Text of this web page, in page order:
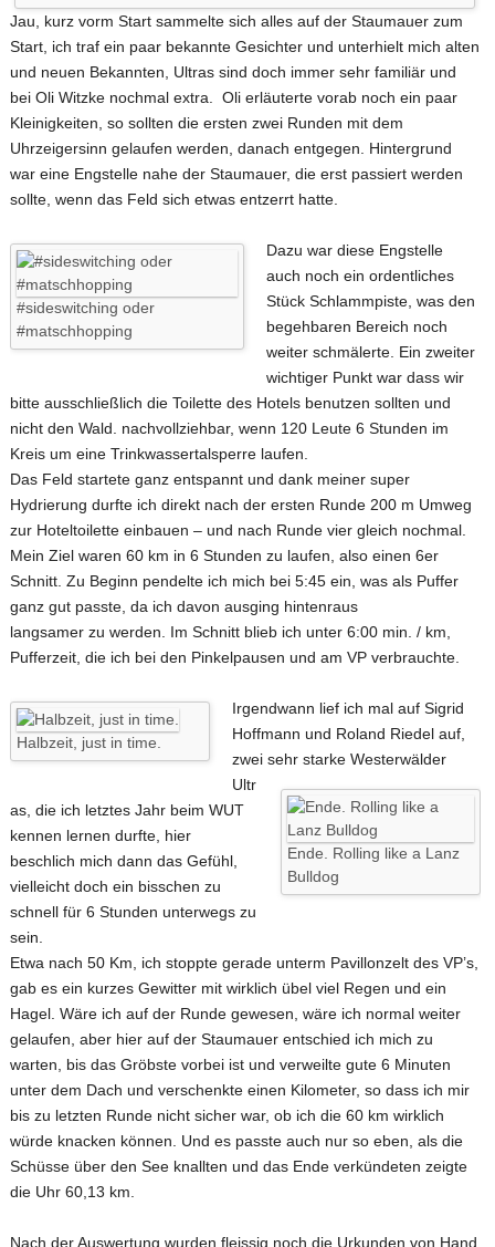
Jau, kurz vorm Start sammelte sich alles auf der Staumauer zum
Start, ich traf ein paar bekannte Gesichter und unterhielt mich alten
und neuen Bekannten, Ultras sind doch immer sehr familiär und
bei Oli Witzke nochmal extra. Oli erläuterte vorab noch ein paar
Kleinigkeiten, so sollten die ersten zwei Runden mit dem
Uhrzeigersinn gelaufen werden, danach entgegen. Hintergrund
war eine Engstelle nahe der Staumauer, die erst passiert werden
sollte, wenn das Feld sich etwas entzerrt hatte.
#sideswitching oder
#matschhopping
Dazu war diese Engstelle
auch noch ein ordentliches
Stück Schlammpiste, was den
begehbaren Bereich noch
weiter schmälerte. Ein zweiter
wichtiger Punkt war dass wir
bitte ausschließlich die Toilette des Hotels benutzen sollten und
nicht den Wald. nachvollziehbar, wenn 120 Leute 6 Stunden im
Kreis um eine Trinkwassertalsperre laufen.
Das Feld startete ganz entspannt und dank meiner super
Hydrierung durfte ich direkt nach der ersten Runde 200 m Umweg
zur Hoteltoilette einbauen – und nach Runde vier gleich nochmal.
Mein Ziel waren 60 km in 6 Stunden zu laufen, also einen 6er
Schnitt. Zu Beginn pendelte ich mich bei 5:45 ein, was als Puffer
ganz gut passte, da ich davon ausging hintenraus
langsamer zu werden. Im Schnitt blieb ich unter 6:00 min. / km,
Pufferzeit, die ich bei den Pinkelpausen und am VP verbrauchte.
Halbzeit, just in time.
Ende. Rolling like a Lanz
Bulldog
Irgendwann lief ich mal auf Sigrid
Hoffmann und Roland Riedel auf,
zwei sehr starke Westerwälder
Ultr
as, die ich letztes Jahr beim WUT
kennen lernen durfte, hier
beschlich mich dann das Gefühl,
vielleicht doch ein bisschen zu
schnell für 6 Stunden unterwegs zu
sein.
Etwa nach 50 Km, ich stoppte gerade unterm Pavillonzelt des VP’s,
gab es ein kurzes Gewitter mit wirklich übel viel Regen und ein
Hagel. Wäre ich auf der Runde gewesen, wäre ich normal weiter
gelaufen, aber hier auf der Staumauer entschied ich mich zu
warten, bis das Gröbste vorbei ist und verweilte gute 6 Minuten
unter dem Dach und verschenkte einen Kilometer, so dass ich mir
bis zu letzten Runde nicht sicher war, ob ich die 60 km wirklich
würde knacken können. Und es passte auch nur so eben, als die
Schüsse über den See knallten und das Ende verkündeten zeigte
die Uhr 60,13 km.
Nach der Auswertung wurden fleissig noch die Urkunden von Hand